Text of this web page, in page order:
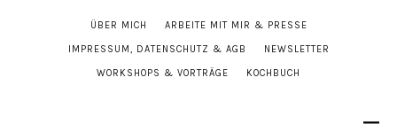
ÜBER MICH ARBEITE MIT MIR & PRESSE
IMPRESSUM, DATENSCHUTZ & AGB NEWSLETTER
WORKSHOPS & VORTRÄGE KOCHBUCH